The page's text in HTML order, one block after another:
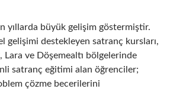
yıllarda büyük gelişim göstermiştir.
gelişimi destekleyen satranç kursları,
Lara ve Döşemealtı bölgelerinde
satranç eğitimi alan öğrenciler;
çözme becerilerini